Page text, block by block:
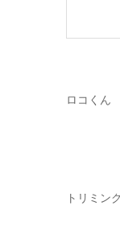
ロコくん
トリミン